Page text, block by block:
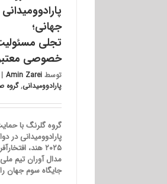
جهانی؛
تجلی
خصوصی
توسط Amin Zarei
|
پارادوومیدانی,گروه
گروه گلرنگ با
پارادوومیدانی در
۲۰۲۵ هند،
جایگاه سوم جهان